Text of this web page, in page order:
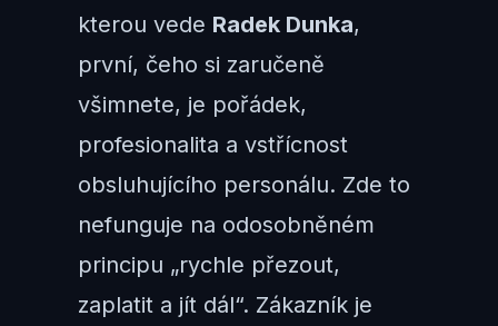
kterou vede Radek Dunka,
první, čeho si zaručeně
všimnete, je pořádek,
profesionalita a vstřícnost
obsluhujícího personálu. Zde to
nefunguje na odosobněném
principu „rychle přezout,
zaplatit a jít dál“. Zákazník je